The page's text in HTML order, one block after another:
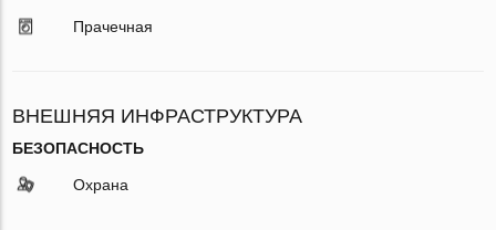
Прачечная
ВНЕШНЯЯ ИНФРАСТРУКТУРА
БЕЗОПАСНОСТЬ
Охрана